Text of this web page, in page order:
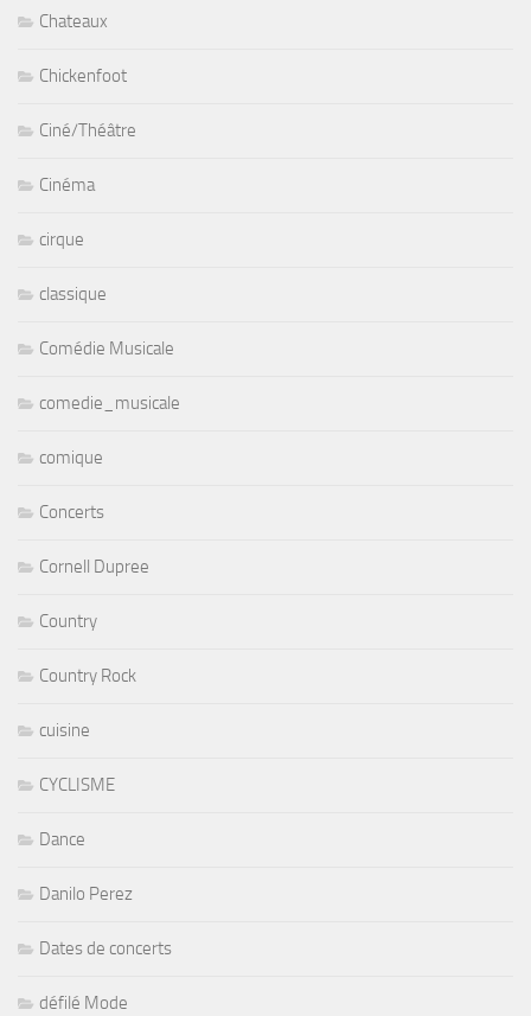
Chateaux
Chickenfoot
Ciné/Théâtre
Cinéma
cirque
classique
Comédie Musicale
comedie_musicale
comique
Concerts
Cornell Dupree
Country
Country Rock
cuisine
CYCLISME
Dance
Danilo Perez
Dates de concerts
défilé Mode